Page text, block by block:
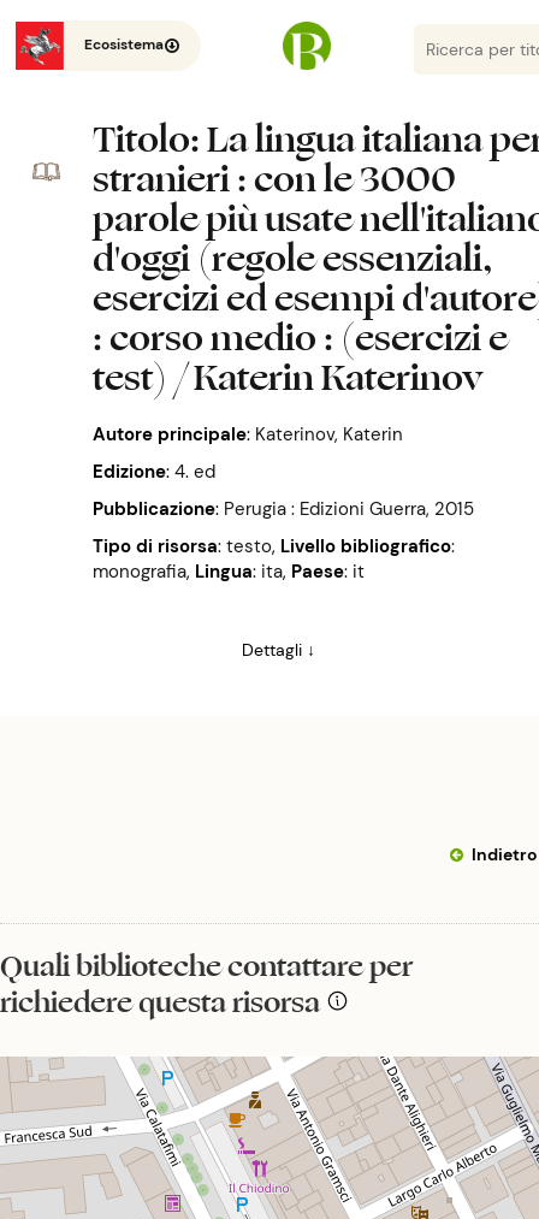
Ecosistema
Titolo: La lingua italiana
stranieri : con le 3000
parole più usate
d'oggi (regole essenziali,
esercizi ed esempi
: corso medio : (esercizi e
test) / Katerin Katerinov
Autore principale: Katerinov, Katerin
Edizione:4. ed
Pubblicazione: Perugia : Edizioni Guerra, 2015
Tipo di risorsa: testo, Livello bibliografico:
monografia, Lingua: ita, Paese: it
Dettagli ↓
Indietro
Quali biblioteche contattare per
richiedere questa risorsa